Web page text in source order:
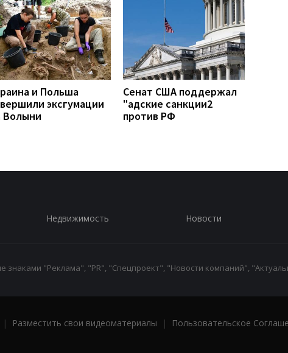
и Польша
эксгумации
Волыни
Сенат США поддержал
"адские санкции2
против РФ
Недвижимость Новости
знаками "Реклама", "PR", "Спецпроект", "Новости компаний",
| Разместить свои видеоматериалы | Пользовательское